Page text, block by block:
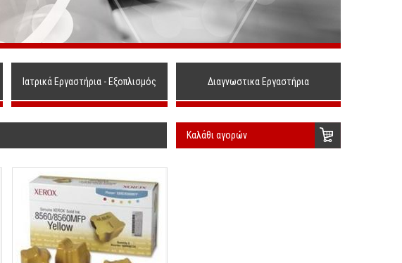
Ιατρικά Εργαστήρια - Εξοπλισμός Διαγνωστικα Εργαστήρια
Καλάθι αγορών